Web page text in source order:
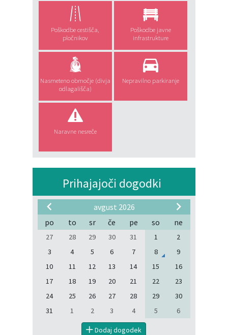
Poškodbe cestišča,
pločnikov
Poškodbe javne
infrastrukture
Nasmeteno območje (divja
odlagališča)
Nepravilno parkiranje
Naravne nesreče
Prihajajoči dogodki
avgust 2026
po
to sr če pe so ne
27 28 29 30 31 1
2
3
4 5 6 7 8
9
10
11 12 13 14 15
16
17
18 19 20 21 22
23
24
25 26 27 28 29
30
31
1 2 3 4 5 6
Dodaj dogodek